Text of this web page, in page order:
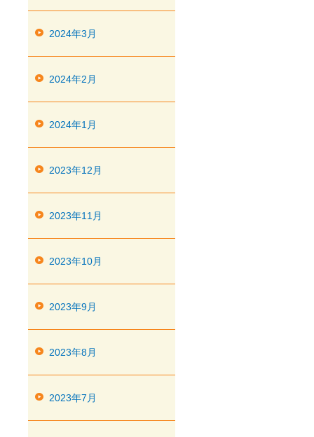
2024年3月
2024年2月
2024年1月
2023年12月
2023年11月
2023年10月
2023年9月
2023年8月
2023年7月